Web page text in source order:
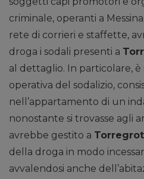
criminale, operanti a
rete di corrieri e staffette,
droga i sodali presenti a
al dettaglio. In particolare,
operativa del sodalizio,
nell’appartamento di un
nonostante si trovasse agli
avrebbe gestito a
della droga in modo
avvalendosi anche